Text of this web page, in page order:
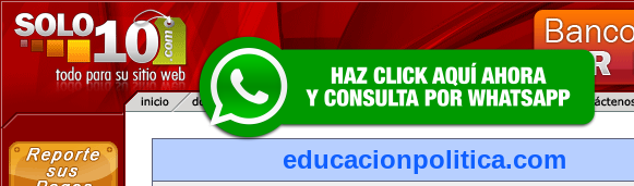
educacionpolitica.com